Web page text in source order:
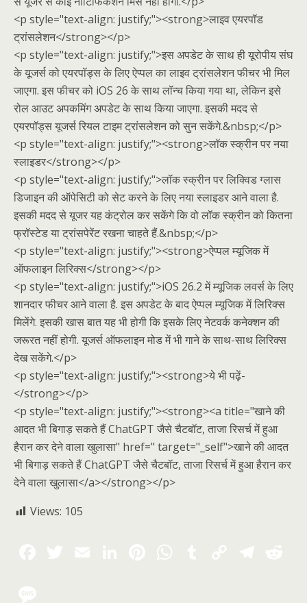
<p style="text-align: justify;"><strong>लाइव एयरपॉड
ट्रांसलेशन</strong></p>
<p style="text-align: justify;">इस अपडेट के साथ ही यूरोपीय संघ
के यूजर्स को एयरपॉड्स के लिए ऐप्पल का लाइव ट्रांसलेशन फीचर भी मिल
जाएगा. इस फीचर को iOS 26 के साथ लॉन्च किया गया था, लेकिन इसे
रोल आउट अपकमिंग अपडेट के साथ किया जाएगा. इसकी मदद से
एयरपॉड्स यूजर्स रियल टाइम ट्रांसलेशन को सुन सकेंगे.&nbsp;</p>
<p style="text-align: justify;"><strong>लॉक स्क्रीन पर नया
स्लाइडर</strong></p>
<p style="text-align: justify;">लॉक स्क्रीन पर लिक्विड ग्लास
डिजाइन की ऑपेसिटी को सेट करने के लिए नया स्लाइडर आने वाला है.
इसकी मदद से यूजर यह कंट्रोल कर सकेंगे कि वो लॉक स्क्रीन को कितना
फ्रॉस्टेड या ट्रांसपेरेंट रखना चाहते हैं.&nbsp;</p>
<p style="text-align: justify;"><strong>ऐप्पल म्यूजिक में
ऑफलाइन लिरिक्स</strong></p>
<p style="text-align: justify;">iOS 26.2 में म्यूजिक लवर्स के लिए
शानदार फीचर आने वाला है. इस अपडेट के बाद ऐप्पल म्यूजिक में लिरिक्स
मिलेंगे. इसकी खास बात यह भी होगी कि इसके लिए नेटवर्क कनेक्शन की
जरूरत नहीं होगी. यूजर्स ऑफलाइन मोड में भी गाने के साथ-साथ लिरिक्स
देख सकेंगे.</p>
<p style="text-align: justify;"><strong>ये भी पढ़ें-
</strong></p>
<p style="text-align: justify;"><strong><a title="खाने की
आदत भी बिगाड़ सकते हैं ChatGPT जैसे चैटबॉट, ताजा रिसर्च में हुआ
हैरान कर देने वाला खुलासा" href=" target="_self">खाने की आदत
भी बिगाड़ सकते हैं ChatGPT जैसे चैटबॉट, ताजा रिसर्च में हुआ हैरान कर
देने वाला खुलासा</a></strong></p>
Views: 105